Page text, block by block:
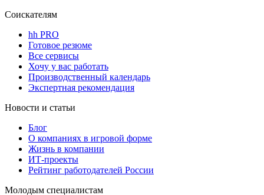
Соискателям
hh PRO
Готовое резюме
Все сервисы
Хочу у вас работать
Производственный календарь
Экспертная рекомендация
Новости и статьи
Блог
О компаниях в игровой форме
Жизнь в компании
ИТ-проекты
Рейтинг работодателей России
Молодым специалистам